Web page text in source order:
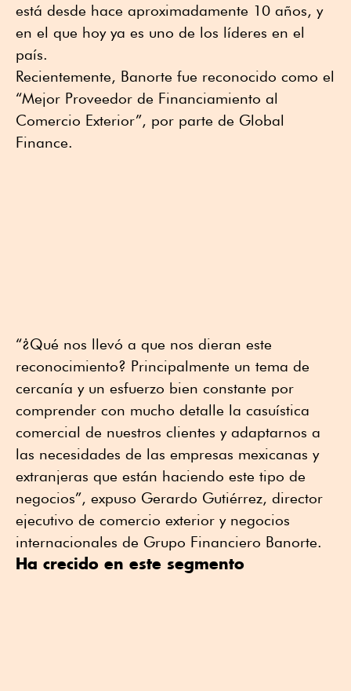
está desde hace aproximadamente 10 años, y
en el que hoy ya es uno de los líderes en el
país.
Recientemente, Banorte fue reconocido como el
“Mejor Proveedor de Financiamiento al
Comercio Exterior”, por parte de Global
Finance.
“¿Qué nos llevó a que nos dieran este
reconocimiento? Principalmente un tema de
cercanía y un esfuerzo bien constante por
comprender con mucho detalle la casuística
comercial de nuestros clientes y adaptarnos a
las necesidades de las empresas mexicanas y
extranjeras que están haciendo este tipo de
negocios”, expuso Gerardo Gutiérrez, director
ejecutivo de comercio exterior y negocios
internacionales de Grupo Financiero Banorte.
Ha crecido en este segmento